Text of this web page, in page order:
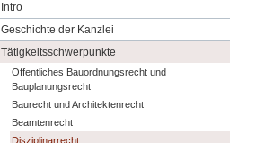
Intro
Geschichte der Kanzlei
Tätigkeitsschwerpunkte
Öffentliches Bauordnungsrecht und
Bauplanungsrecht
Baurecht und Architektenrecht
Beamtenrecht
Disziplinarrecht